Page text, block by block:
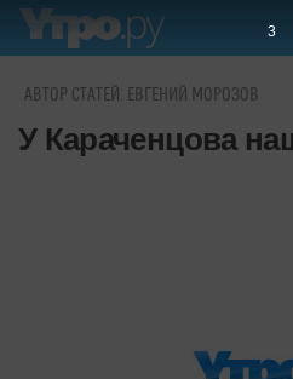
АВТОР СТАТЕЙ: ЕВГЕНИЙ МОРОЗОВ
У Караченцова
2